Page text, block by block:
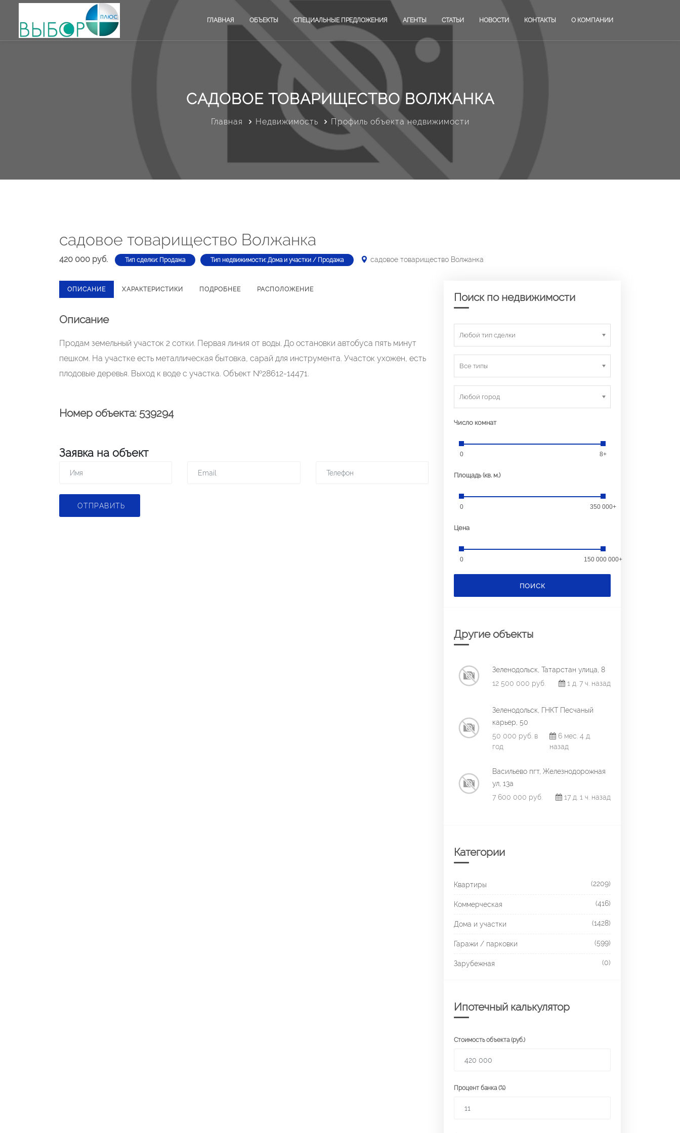
ГЛАВНАЯ ОБЪЕКТЫ СПЕЦИАЛЬНЫЕ ПРЕДЛОЖЕНИЯ АГЕНТЫ СТАТЬИ НОВОСТИ КОНТАКТЫ О КОМПАНИИ
САДОВОЕ ТОВАРИЩЕСТВО ВОЛЖАНКА
Главная Недвижимость Профиль объекта недвижимости
садовое товарищество Волжанка
420 000 руб. Тип сделки: Продажа Тип недвижимости: Дома и участки / Продажа садовое товарищество Волжанка
ОПИСАНИЕ ХАРАКТЕРИСТИКИ ПОДРОБНЕЕ РАСПОЛОЖЕНИЕ
Описание
Продам земельный участок 2 сотки. Первая линия от воды. До остановки автобуса пять минут
пешком. На участке есть металлическая бытовка, сарай для инструмента. Участок ухожен, есть
плодовые деревья. Выход к воде с участка. Объект №28612-14471.
Номер объекта: 539294
Заявка на объект
ОТПРАВИТЬ
Поиск по недвижимости
Любой тип сделки
Все типы
Любой город
Число комнат
0 8+
Площадь (кв. м.)
0 350 000+
Цена
0 150 000 000+
ПОИСК
Другие объекты
Зеленодольск, Татарстан улица, 8
12 500 000 руб.
1 д. 7 ч. назад
Зеленодольск, ГНКТ Песчаный
карьер, 50
50 000 руб. в
год
6 мес. 4 д.
назад
Васильево пгт, Железнодорожная
ул, 13а
7 600 000 руб.
17 д. 1 ч. назад
Категории
Квартиры (2209)
Коммерческая (416)
Дома и участки (1428)
Гаражи / парковки (599)
Зарубежная (0)
Ипотечный калькулятор
Стоимость объекта (руб.)
Процент банка (%)